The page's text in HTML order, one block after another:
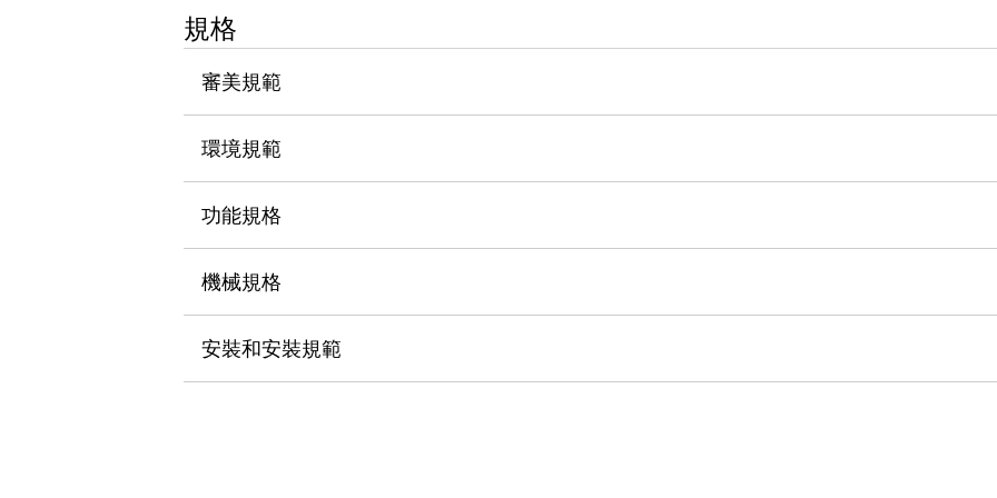
使人機協作更安全、更高效
提高半導體製造裝置設計自由度的方法
瞬間完成開關的更換，避免停機時間拉長
瀏覽全部
規格
審美規範
環境規範
功能規格
機械規格
安裝和安裝規範